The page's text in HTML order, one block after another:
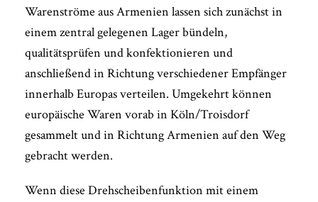
Warenströme aus Armenien lassen sich zunächst in
einem zentral gelegenen Lager bündeln,
qualitätsprüfen und konfektionieren und
anschließend in Richtung verschiedener Empfänger
innerhalb Europas verteilen. Umgekehrt können
europäische Waren vorab in Köln/Troisdorf
gesammelt und in Richtung Armenien auf den Weg
gebracht werden.
Wenn diese Drehscheibenfunktion mit einem